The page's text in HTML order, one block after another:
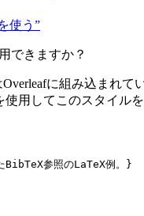
使う”
できますか？
に組み込まれ
用してこのスタイルを
BibTeX参照のLaTeX例。}